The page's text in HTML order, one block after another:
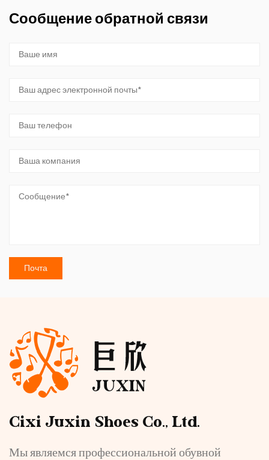
Сообщение обратной связи
Cixi Juxin Shoes Co., Ltd.
Мы являемся профессиональной обувной